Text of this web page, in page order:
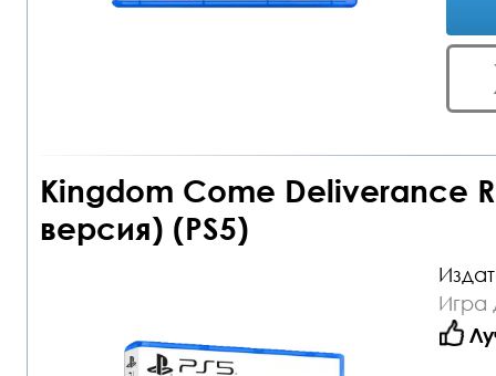
Kingdom Come Deliverance
версия) (PS5)
Игра